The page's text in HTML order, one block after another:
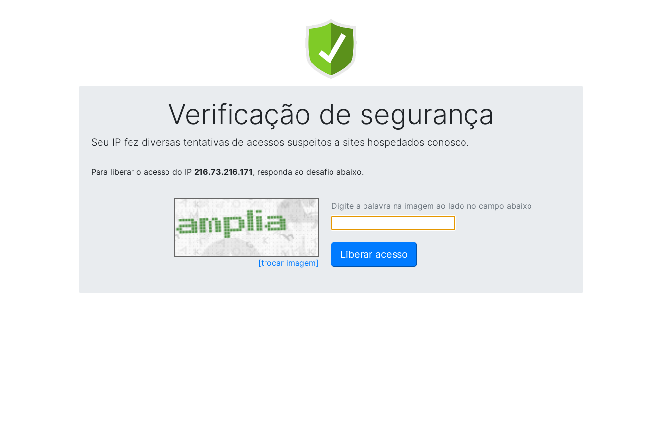
Verificação de segurança
Seu IP fez diversas tentativas de acessos suspeitos a sites hospedados conosco.
Para liberar o acesso do IP 216.73.216.171, responda ao desafio abaixo.
[trocar imagem]
Digite a palavra na imagem ao lado no campo abaixo